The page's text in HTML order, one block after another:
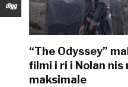
“The Odyssey”
filmi i ri i Nolan nis
maksimale